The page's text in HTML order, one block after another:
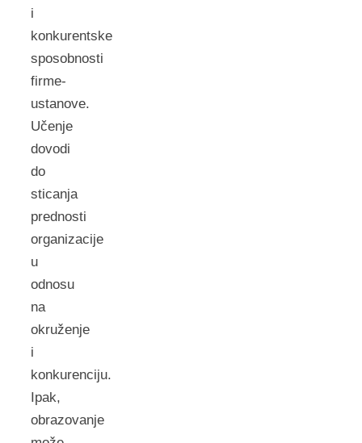
i
konkurentske
sposobnosti
firme-
ustanove.
Učenje
dovodi
do
sticanja
prednosti
organizacije
u
odnosu
na
okruženje
i
konkurenciju.
Ipak,
obrazovanje